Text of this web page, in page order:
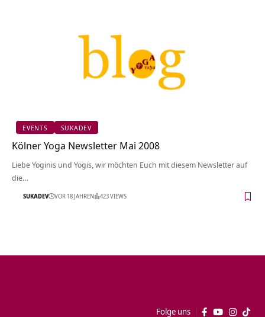
EVENTS SUKADEV
Kölner Yoga Newsletter Mai 2008
Liebe Yoginis und Yogis, wir möchten Euch mit diesem Newsletter auf
die…
SUKADEV VOR 18 JAHREN 423 VIEWS
Folge uns